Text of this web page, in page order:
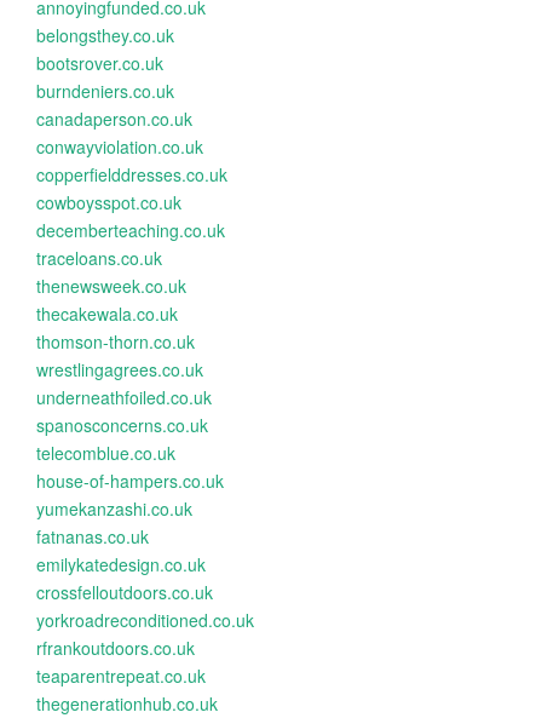
annoyingfunded.co.uk
belongsthey.co.uk
bootsrover.co.uk
burndeniers.co.uk
canadaperson.co.uk
conwayviolation.co.uk
copperfielddresses.co.uk
cowboysspot.co.uk
decemberteaching.co.uk
traceloans.co.uk
thenewsweek.co.uk
thecakewala.co.uk
thomson-thorn.co.uk
wrestlingagrees.co.uk
underneathfoiled.co.uk
spanosconcerns.co.uk
telecomblue.co.uk
house-of-hampers.co.uk
yumekanzashi.co.uk
fatnanas.co.uk
emilykatedesign.co.uk
crossfelloutdoors.co.uk
yorkroadreconditioned.co.uk
rfrankoutdoors.co.uk
teaparentrepeat.co.uk
thegenerationhub.co.uk